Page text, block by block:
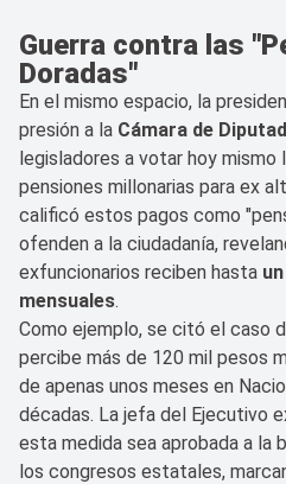
Guerra contra las
Doradas"
En el mismo espacio, la
presión a la Cámara de
legisladores a votar hoy mismo
pensiones millonarias para ex
calificó estos pagos como
ofenden a la ciudadanía,
exfuncionarios reciben hasta
mensuales.
Como ejemplo, se citó el caso
percibe más de 120 mil pesos
de apenas unos meses en
décadas. La jefa del Ejecutivo
esta medida sea aprobada a la
los congresos estatales,